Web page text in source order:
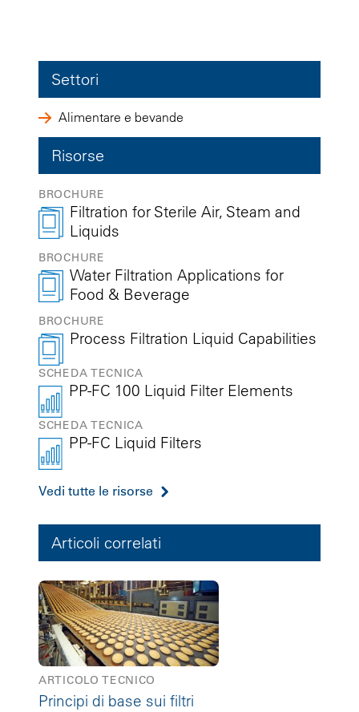
Settori
Alimentare e bevande
Risorse
BROCHURE
Filtration for Sterile Air, Steam and
Liquids
BROCHURE
Water Filtration Applications for
Food & Beverage
BROCHURE
Process Filtration Liquid Capabilities
SCHEDA TECNICA
PP-FC 100 Liquid Filter Elements
SCHEDA TECNICA
PP-FC Liquid Filters
Vedi tutte le risorse
Articoli correlati
ARTICOLO TECNICO
Principi di base sui filtri